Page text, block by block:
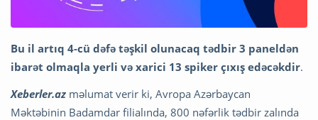
Bu il artıq 4-cü dəfə təşkil olunacaq tədbir 3 paneldən
ibarət olmaqla yerli və xarici 13 spiker çıxış edəcəkdir.
Xeberler.az məlumat verir ki, Avropa Azərbaycan
Məktəbinin Badamdar filialında, 800 nəfərlik tədbir zalında